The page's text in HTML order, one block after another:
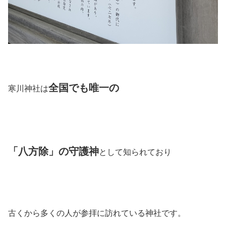
寒川神社は全国でも唯一の
「八方除」の守護神として知られており
古くから多くの人が参拝に訪れている神社です。